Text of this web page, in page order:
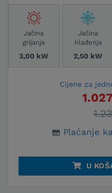
Jačina
grijanja
3,00 kW
Jačina
hlađenja
2,50 kW
Cijene za
Plaćanje
U